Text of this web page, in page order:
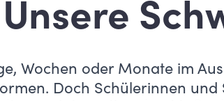
Unsere
Wochen oder Monate im
Doch Schülerinnen und